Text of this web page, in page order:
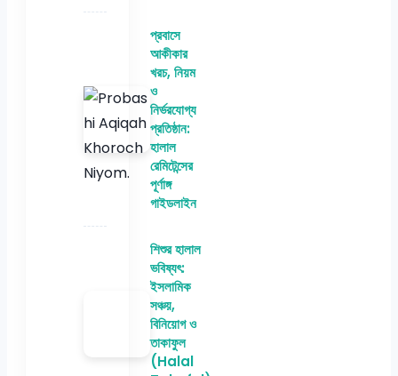
প্রবাসে
আকীকার
খরচ, নিয়ম
ও
নির্ভরযোগ্য
প্রতিষ্ঠান:
হালাল
রেমিটেন্সের
পূর্ণাঙ্গ
গাইডলাইন
শিশুর হালাল
ভবিষ্যৎ:
ইসলামিক
সঞ্চয়,
বিনিয়োগ ও
তাকাফুল
(Halal